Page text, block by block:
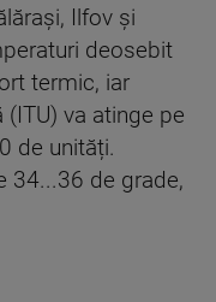
Ilfov și
deosebit
termic, iar
va atinge pe
de unități.
34...36 de grade,